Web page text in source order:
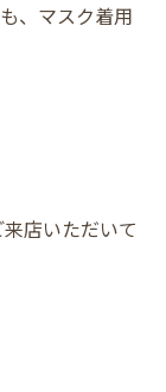
、マスク着用
店いただいて